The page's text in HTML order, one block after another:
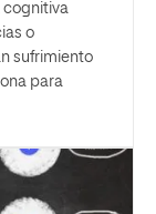
cognitiva
o
sufrimiento
para